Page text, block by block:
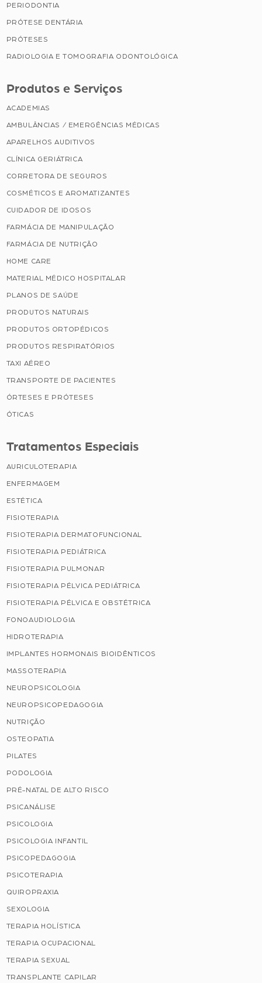
PERIODONTIA
PRÓTESE DENTÁRIA
PRÓTESES
RADIOLOGIA E TOMOGRAFIA ODONTOLÓGICA
Produtos e Serviços
ACADEMIAS
AMBULÂNCIAS / EMERGÊNCIAS MÉDICAS
APARELHOS AUDITIVOS
CLÍNICA GERIÁTRICA
CORRETORA DE SEGUROS
COSMÉTICOS E AROMATIZANTES
CUIDADOR DE IDOSOS
FARMÁCIA DE MANIPULAÇÃO
FARMÁCIA DE NUTRIÇÃO
HOME CARE
MATERIAL MÉDICO HOSPITALAR
PLANOS DE SAÚDE
PRODUTOS NATURAIS
PRODUTOS ORTOPÉDICOS
PRODUTOS RESPIRATÓRIOS
TAXI AÉREO
TRANSPORTE DE PACIENTES
ÓRTESES E PRÓTESES
ÓTICAS
Tratamentos Especiais
AURICULOTERAPIA
ENFERMAGEM
ESTÉTICA
FISIOTERAPIA
FISIOTERAPIA DERMATOFUNCIONAL
FISIOTERAPIA PEDIÁTRICA
FISIOTERAPIA PULMONAR
FISIOTERAPIA PÉLVICA PEDIÁTRICA
FISIOTERAPIA PÉLVICA E OBSTÉTRICA
FONOAUDIOLOGIA
HIDROTERAPIA
IMPLANTES HORMONAIS BIOIDÊNTICOS
MASSOTERAPIA
NEUROPSICOLOGIA
NEUROPSICOPEDAGOGIA
NUTRIÇÃO
OSTEOPATIA
PILATES
PODOLOGIA
PRÉ-NATAL DE ALTO RISCO
PSICANÁLISE
PSICOLOGIA
PSICOLOGIA INFANTIL
PSICOPEDAGOGIA
PSICOTERAPIA
QUIROPRAXIA
SEXOLOGIA
TERAPIA HOLÍSTICA
TERAPIA OCUPACIONAL
TERAPIA SEXUAL
TRANSPLANTE CAPILAR